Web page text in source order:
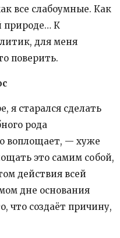
все слабоумные. Как
природе… К
для меня
поверить.
я старался сделать
рода
воплощает, — хуже
это самим собой,
действия всей
дне основания
что создаёт причину,